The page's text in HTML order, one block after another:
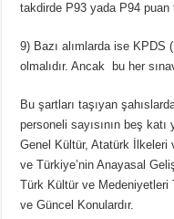
takdirde P93 yada P94 puan
9) Bazı alımlarda ise KPDS
olmalıdır. Ancak bu her
Bu şartları taşıyan
personeli sayısının beş katı
Genel Kültür, Atatürk İlkeleri
ve Türkiye’nin Anayasal
Türk Kültür ve Medeniyetleri
ve Güncel Konulardır.